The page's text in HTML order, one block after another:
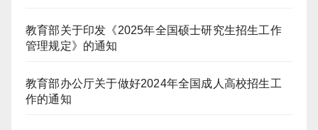
教育部关于印发《2025年全国硕士研究生招生工作
管理规定》的通知
教育部办公厅关于做好2024年全国成人高校招生工
作的通知